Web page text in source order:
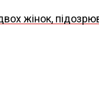
жінок,